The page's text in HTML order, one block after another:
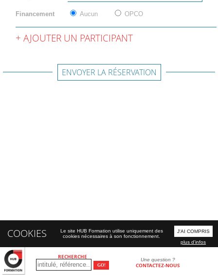
RECHERCHE Une question ?
CONTACTEZ-NOUS
Financement Aucun OPCO
AJOUTER UN PARTICIPANT
ENVOYER LA RÉSERVATION
COOKIES
Le site HUB Formation utilise uniquement des
cookies nécessaires à son fonctionnement.
J'AI COMPRIS
plus d'infos